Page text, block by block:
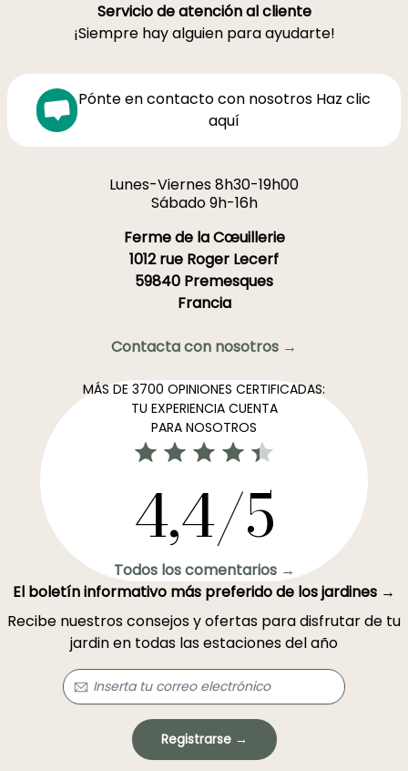
Servicio de atención al cliente
¡Siempre hay alguien para ayudarte!
Pónte en contacto con nosotros Haz clic
aquí
Lunes-Viernes 8h30-19h00
Sábado 9h-16h
Ferme de la Cœuillerie
1012 rue Roger Lecerf
59840 Premesques
Francia
Contacta con nosotros →
MÁS DE 3700 OPINIONES CERTIFICADAS:
TU EXPERIENCIA CUENTA
PARA NOSOTROS
4,4/5
Todos los comentarios →
El boletín informativo más preferido de los jardines →
Recibe nuestros consejos y ofertas para disfrutar de tu
jardin en todas las estaciones del año
Registrarse →